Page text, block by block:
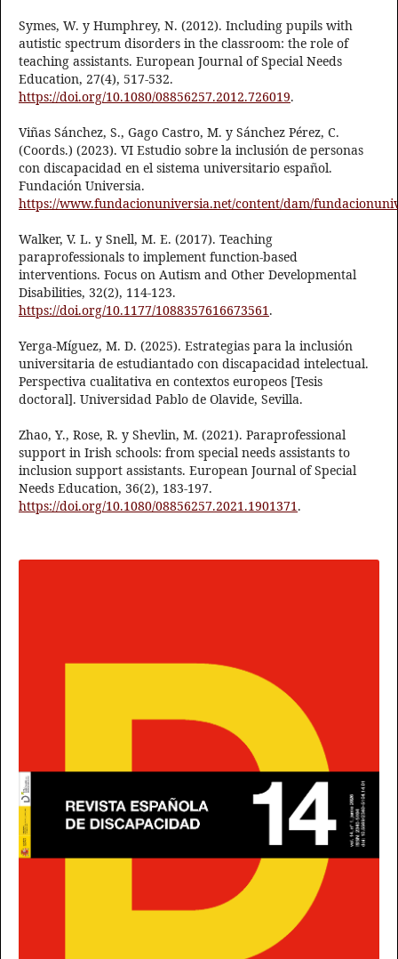
Symes, W. y Humphrey, N. (2012). Including pupils with
autistic spectrum disorders in the classroom: the role of
teaching assistants. European Journal of Special Needs
Education, 27(4), 517-532.
https://doi.org/10.1080/08856257.2012.726019.
Viñas Sánchez, S., Gago Castro, M. y Sánchez Pérez, C.
(Coords.) (2023). VI Estudio sobre la inclusión de personas
con discapacidad en el sistema universitario español.
Fundación Universia.
https://www.fundacionuniversia.net/content/dam/
Walker, V. L. y Snell, M. E. (2017). Teaching
paraprofessionals to implement function-based
interventions. Focus on Autism and Other Developmental
Disabilities, 32(2), 114-123.
https://doi.org/10.1177/1088357616673561.
Yerga-Míguez, M. D. (2025). Estrategias para la inclusión
universitaria de estudiantado con discapacidad intelectual.
Perspectiva cualitativa en contextos europeos [Tesis
doctoral]. Universidad Pablo de Olavide, Sevilla.
Zhao, Y., Rose, R. y Shevlin, M. (2021). Paraprofessional
support in Irish schools: from special needs assistants to
inclusion support assistants. European Journal of Special
Needs Education, 36(2), 183-197.
https://doi.org/10.1080/08856257.2021.1901371.